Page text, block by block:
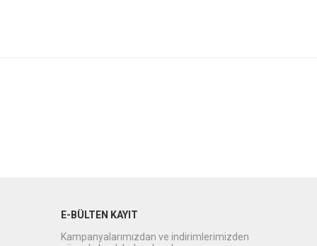
E-BÜLTEN KAYIT
Kampanyalarımızdan ve indirimlerimizden